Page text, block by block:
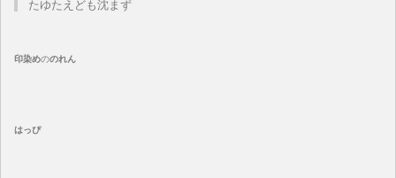
たゆたえども沈まず
印染めののれん
はっぴ